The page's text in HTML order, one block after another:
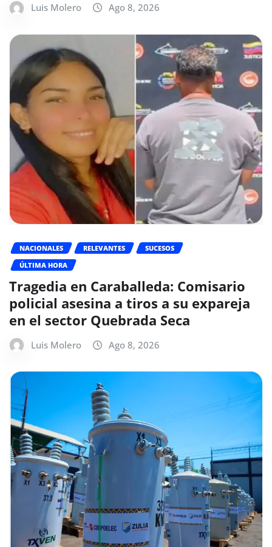
Luis Molero Ago 8, 2026
NACIONALES RELEVANTES
SUCESOS
ÚLTIMA HORA
Tragedia en Caraballeda: Comisario
policial asesina a tiros a su expareja
en el sector Quebrada Seca
Luis Molero Ago 8, 2026